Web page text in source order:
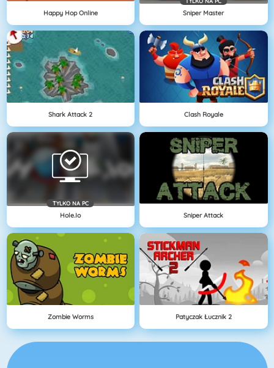
Happy Hop Online Sniper Master
Shark Attack 2 Clash Royale
TYLKO NA PC
Hole.io Sniper Attack
Zombie Worms Patyczak Łucznik 2